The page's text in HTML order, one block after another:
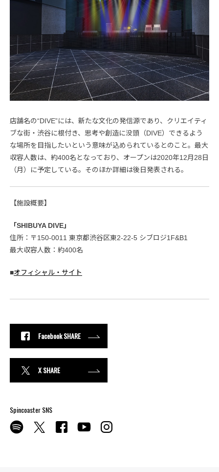
店舗名の“DIVE”には、新たな文化の発信源であり、クリエイティ
ブな街・渋谷に根付き、思考や創造に没頭（DIVE）できるよう
な場所を目指したいという意味が込められているとのこと。最大
収容人数は、約400名となっており、オープンは2020年12月28日
（月）に予定している。そのほか詳細は後日発表される。
【施設概要】
「SHIBUYA DIVE」
住所：〒150-0011 東京都渋谷区東2-22-5 シブロジ1F&B1
最大収容人数：約400名
■オフィシャル・サイト
Facebook SHARE
X SHARE
Spincoaster SNS